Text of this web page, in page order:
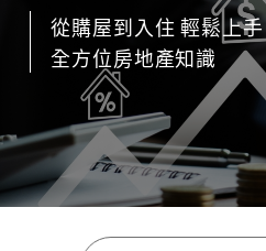
從購屋到入住 輕鬆上手
全方位房地產知識